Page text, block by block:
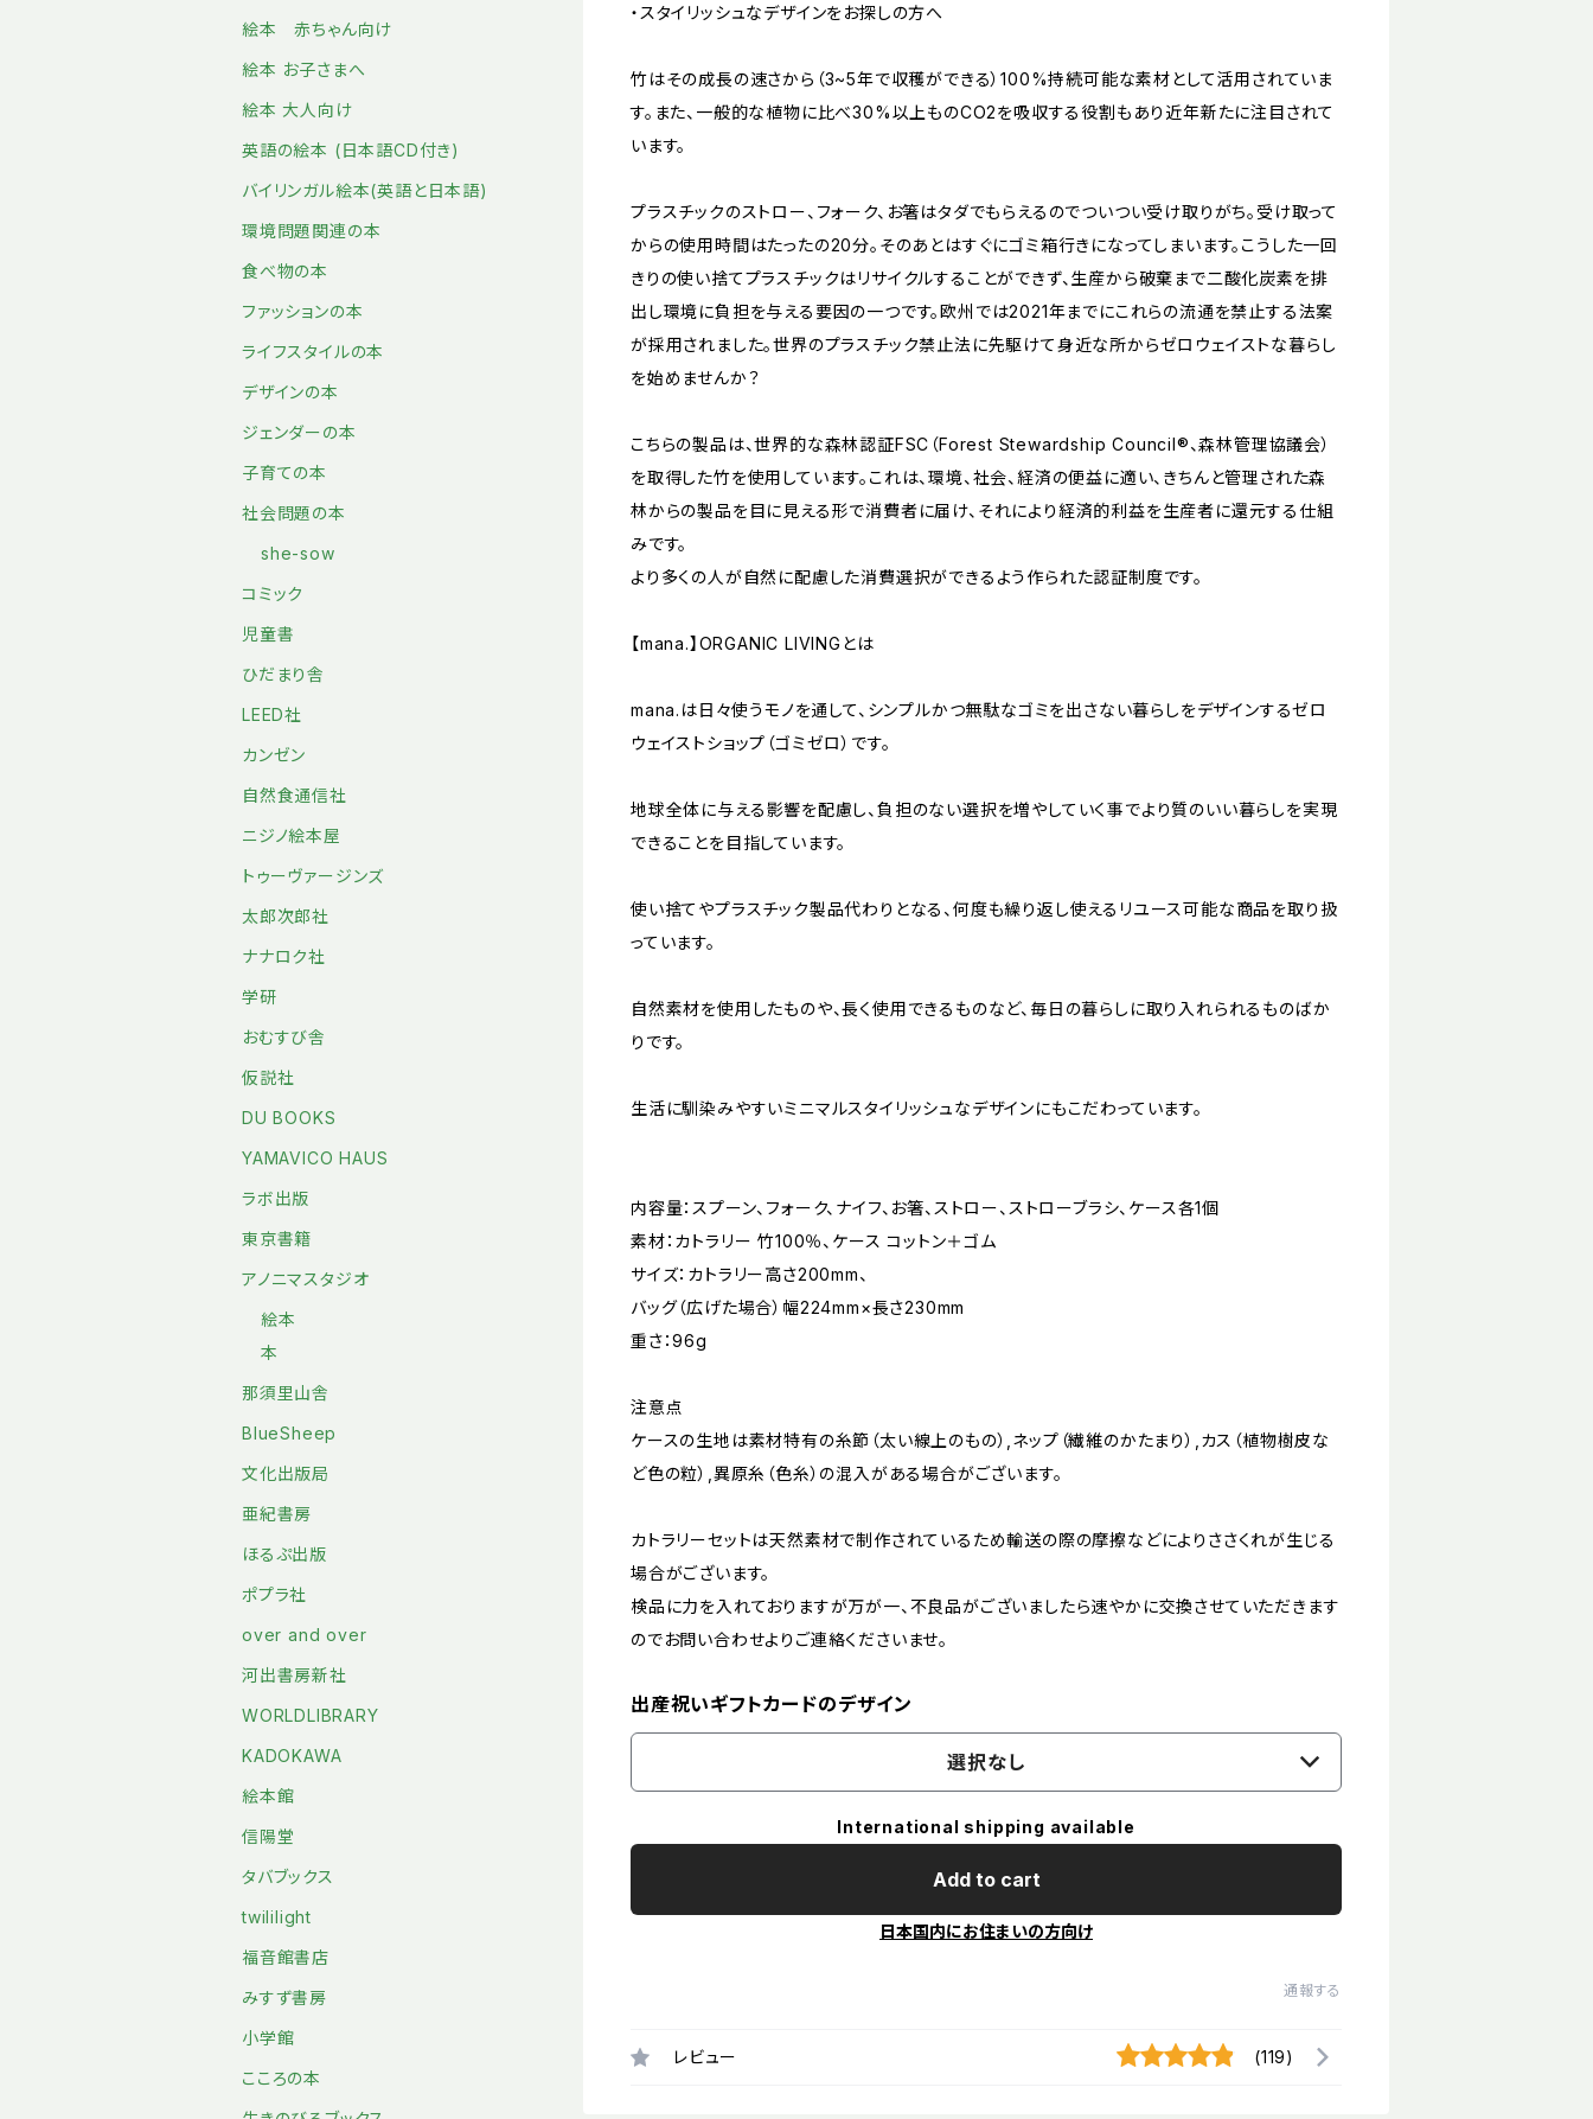
・スタイリッシュなデザインをお探しの方へ
竹はその成長の速さから（3~5年で収穫ができる）100%持続可能な素材として活用されていま
す。また、一般的な植物に比べ30%以上ものCO2を吸収する役割もあり近年新たに注目されて
います。
プラスチックのストロー、フォーク、お箸はタダでもらえるのでついつい受け取りがち。受け取って
からの使用時間はたったの20分。そのあとはすぐにゴミ箱行きになってしまいます。こうした一回
きりの使い捨てプラスチックはリサイクルすることができず、生産から破棄まで二酸化炭素を排
出し環境に負担を与える要因の一つです。欧州では2021年までにこれらの流通を禁止する法案
が採用されました。世界のプラスチック禁止法に先駆けて身近な所からゼロウェイストな暮らし
を始めませんか？
こちらの製品は、世界的な森林認証FSC（Forest Stewardship Council®、森林管理協議会）
を取得した竹を使用しています。これは、環境、社会、経済の便益に適い、きちんと管理された森
林からの製品を目に見える形で消費者に届け、それにより経済的利益を生産者に還元する仕組
みです。
より多くの人が自然に配慮した消費選択ができるよう作られた認証制度です。
【mana.】ORGANIC LIVINGとは
mana.は日々使うモノを通して、シンプルかつ無駄なゴミを出さない暮らしをデザインするゼロ
ウェイストショップ（ゴミゼロ）です。
地球全体に与える影響を配慮し、負担のない選択を増やしていく事でより質のいい暮らしを実現
できることを目指しています。
使い捨てやプラスチック製品代わりとなる、何度も繰り返し使えるリユース可能な商品を取り扱
っています。
自然素材を使用したものや、長く使用できるものなど、毎日の暮らしに取り入れられるものばか
りです。
生活に馴染みやすいミニマルスタイリッシュなデザインにもこだわっています。
内容量：スプーン、フォーク、ナイフ、お箸、ストロー、ストローブラシ、ケース各1個
素材：カトラリー 竹100％、ケース コットン＋ゴム
サイズ：カトラリー高さ200mm、
バッグ（広げた場合）幅224mm×長さ230mm
重さ：96g
注意点
ケースの生地は素材特有の糸節（太い線上のもの）,ネップ（繊維のかたまり）,カス（植物樹皮な
ど色の粒）,異原糸（色糸）の混入がある場合がございます。
カトラリーセットは天然素材で制作されているため輸送の際の摩擦などによりささくれが生じる
場合がございます。
検品に力を入れておりますが万が一、不良品がございましたら速やかに交換させていただきます
のでお問い合わせよりご連絡くださいませ。
出産祝いギフトカードのデザイン
選択なし
International shipping available
Add to cart
日本国内にお住まいの方向け
通報する
レビュー (119)
絵本 赤ちゃん向け
絵本 お子さまへ
絵本 大人向け
英語の絵本 (日本語CD付き)
バイリンガル絵本(英語と日本語)
環境問題関連の本
食べ物の本
ファッションの本
ライフスタイルの本
デザインの本
ジェンダーの本
子育ての本
社会問題の本
she-sow
コミック
児童書
ひだまり舎
LEED社
カンゼン
自然食通信社
ニジノ絵本屋
トゥーヴァージンズ
太郎次郎社
ナナロク社
学研
おむすび舎
仮説社
DU BOOKS
YAMAVICO HAUS
ラボ出版
東京書籍
アノニマスタジオ
絵本
本
那須里山舎
BlueSheep
文化出版局
亜紀書房
ほるぷ出版
ポプラ社
over and over
河出書房新社
WORLDLIBRARY
KADOKAWA
絵本館
信陽堂
タバブックス
twililight
福音館書店
みすず書房
小学館
こころの本